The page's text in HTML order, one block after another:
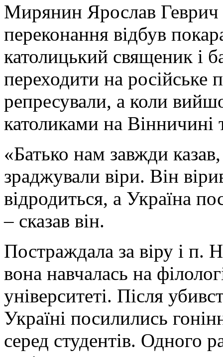
Мирянин Ярослав Геврич
переконання відбув
католицький священик і
переходити на російське
репресували, а коли
католиками на
«Батько нам завжди
зраджували віри. Він
відродиться, а Україна
– сказав він.
Постраждала за віру і п.
вона навчалась на
університеті. Після
Україні посилились
серед студентів. Одного